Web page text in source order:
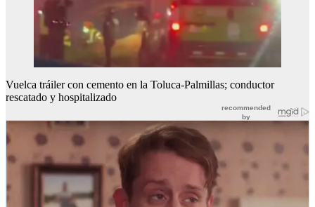
Vuelca tráiler con cemento en la Toluca-Palmillas; conductor
rescatado y hospitalizado